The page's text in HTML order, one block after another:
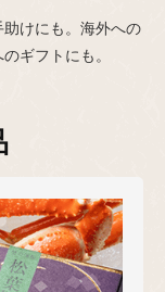
けにも。海外への
ギフトにも。